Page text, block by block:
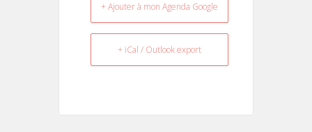
+ Ajouter à mon Agenda Google
+ iCal / Outlook export